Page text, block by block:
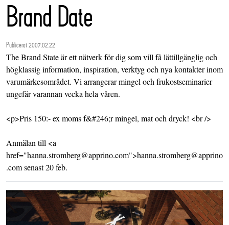
Brand Date
Publicerat 2007.02.22
The Brand State är ett nätverk för dig som vill få lättillgänglig och
högklassig information, inspiration, verktyg och nya kontakter inom
varumärkesområdet. Vi arrangerar mingel och frukostseminarier
ungefär varannan vecka hela våren.
<p>Pris 150:- ex moms f&#246;r mingel, mat och dryck! <br />
Anmälan till <a
href="hanna.stromberg@apprino.com">hanna.stromberg@apprino
.com senast 20 feb.